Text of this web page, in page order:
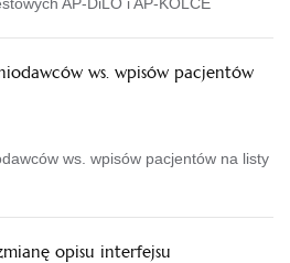
ws. wpisów pacjentów
ws. wpisów pacjentów na listy
opisu interfejsu